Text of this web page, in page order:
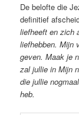
De belofte die
definitief
liefheeft en zich
liefhebben. Mijn
geven. Maak je
zal jullie in Mijn
die jullie
heb.